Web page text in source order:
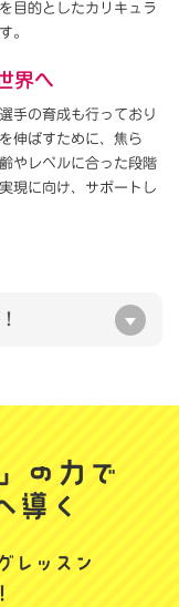
目的としたカリキュラ
。
界へ
手の育成も行っており
伸ばすために、焦ら
やレベルに合った段階
現に向け、サポートし
の力で
導く
レッスン